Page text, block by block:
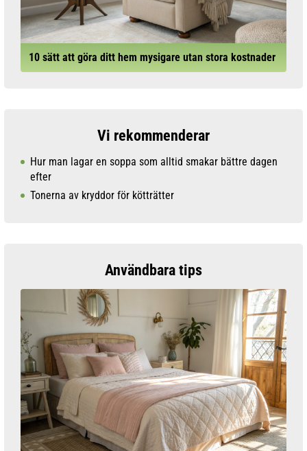
10 sätt att göra ditt hem mysigare utan stora kostnader
Vi rekommenderar
Hur man lagar en soppa som alltid smakar bättre dagen
efter
Tonerna av kryddor för kötträtter
Användbara tips